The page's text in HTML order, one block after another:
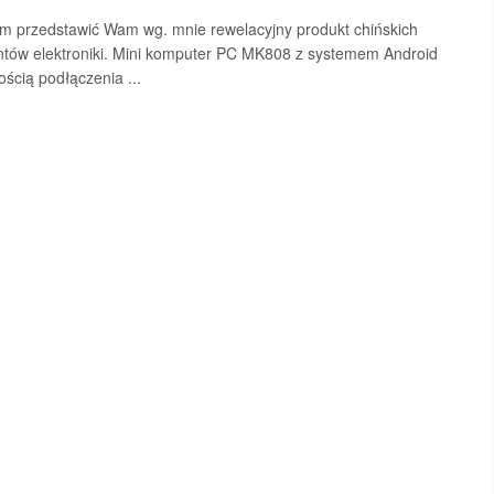
przedstawić Wam wg. mnie rewelacyjny produkt chińskich
elektroniki. Mini komputer PC MK808 z systemem Android
podłączenia ...